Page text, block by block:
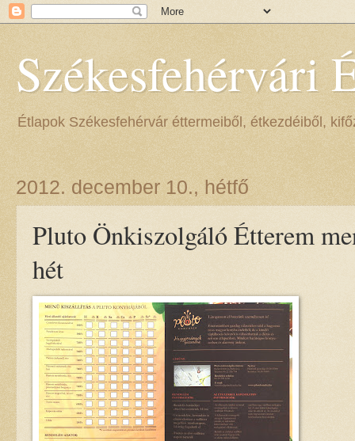
Székesfehérvári
Étlapok Székesfehérvár éttermeiből, étkezdéiből,
2012. december 10., hétfő
Pluto Önkiszolgáló Étterem
hét